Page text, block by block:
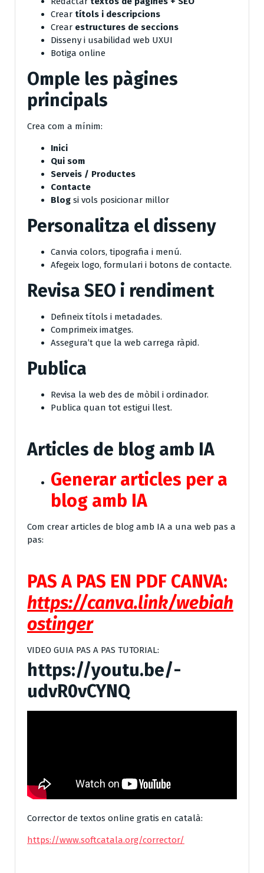
Crear títols i descripcions
Crear estructures de seccions
Disseny i usabilidad web UXUI
Botiga online
Omple les pàgines
principals
Crea com a mínim:
Inici
Qui som
Serveis / Productes
Contacte
Blog si vols posicionar millor
Personalitza el disseny
Canvia colors, tipografia i menú.
Afegeix logo, formulari i botons de contacte.
Revisa SEO i rendiment
Defineix títols i metadades.
Comprimeix imatges.
Assegura’t que la web carrega ràpid.
Publica
Revisa la web des de mòbil i ordinador.
Publica quan tot estigui llest.
Articles de blog amb IA
Generar articles per a
blog amb IA
Com crear articles de blog amb IA a una web pas a
pas:
PAS A PAS EN PDF CANVA:
https://canva.link/webiah
ostinger
VIDEO GUIA PAS A PAS TUTORIAL:
https://youtu.be/-
udvR0vCYNQ
Corrector de textos online gratis en català:
https://www.softcatala.org/corrector/